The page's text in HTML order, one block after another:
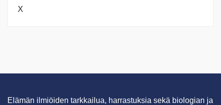
X
Elämän ilmiöiden tarkkailua, harrastuksia sekä biologian ja